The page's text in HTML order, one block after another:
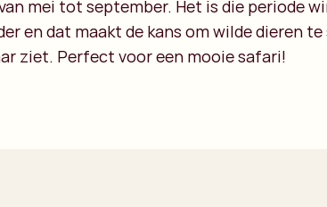
mei tot september. Het is die periode
en dat maakt de kans om wilde dieren
ziet. Perfect voor een mooie safari!